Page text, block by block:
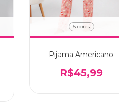
5 cores
Pijama Americano
R$45,99